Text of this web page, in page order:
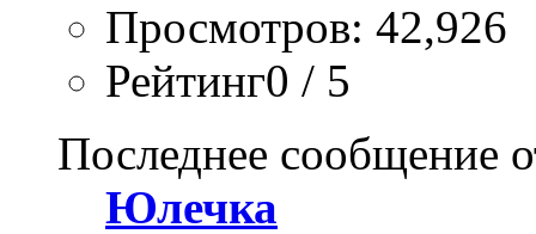
Просмотров: 42,926
Рейтинг0 / 5
Последнее сообщение
Юлечка